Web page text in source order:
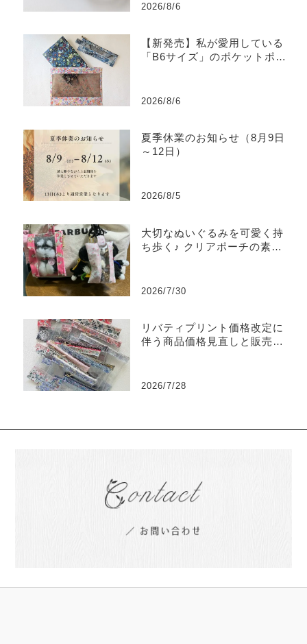
2026/8/6
【新発売】私が愛用している
「B6サイズ」のポケットポー
2026/8/6
夏季休業のお知らせ（8月9日
～12日）
2026/8/5
大切なぬいぐるみを可愛く持
ち歩く♪ クリアポーチの素敵
2026/7/30
リバティプリント価格改定に
伴う商品価格見直しと販売終
2026/7/28